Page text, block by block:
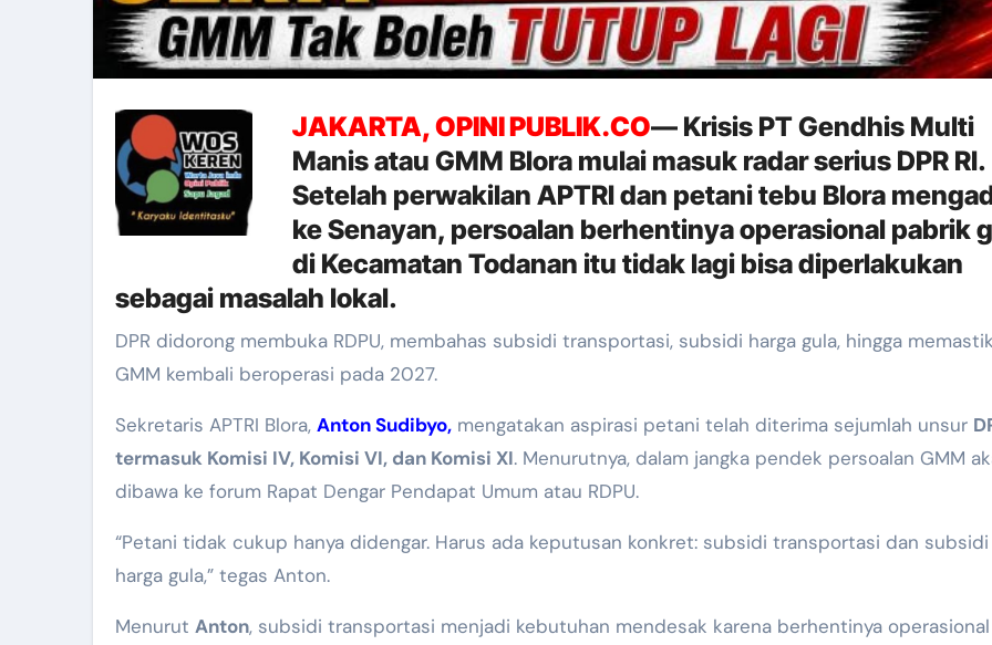
JAKARTA, OPINI PUBLIK.CO— Krisis PT Gendhis Multi
Manis atau GMM Blora mulai masuk radar serius DPR RI.
Setelah perwakilan APTRI dan petani tebu Blora
ke Senayan, persoalan berhentinya operasional pabrik
di Kecamatan Todanan itu tidak lagi bisa diperlakukan
sebagai masalah lokal.
DPR didorong membuka RDPU, membahas subsidi transportasi, subsidi harga gula, hingga memastikan
GMM kembali beroperasi pada 2027.
Sekretaris APTRI Blora, Anton Sudibyo, mengatakan aspirasi petani telah diterima sejumlah unsur
termasuk Komisi IV, Komisi VI, dan Komisi XI. Menurutnya, dalam jangka pendek persoalan GMM
dibawa ke forum Rapat Dengar Pendapat Umum atau RDPU.
“Petani tidak cukup hanya didengar. Harus ada keputusan konkret: subsidi transportasi dan subsidi
harga gula,” tegas Anton.
Menurut Anton, subsidi transportasi menjadi kebutuhan mendesak karena berhentinya operasional